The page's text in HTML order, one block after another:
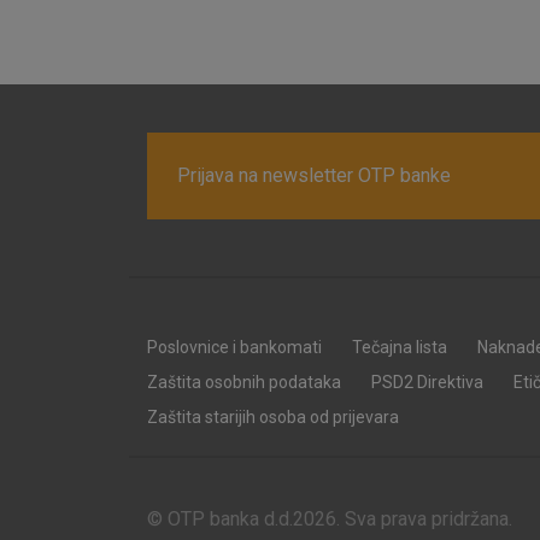
Prijava na newsletter OTP banke
Poslovnice i bankomati Tečajna lista
Zaštita osobnih podataka
PSD2 Direktiva
Zaštita starijih osoba od prijevara
© OTP banka d.d.2026. Sva prava pridržana.